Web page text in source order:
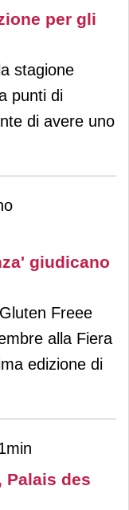
per gli
stagione
punti di
di avere uno
giudicano
Freee
alla Fiera
edizione di
Palais des